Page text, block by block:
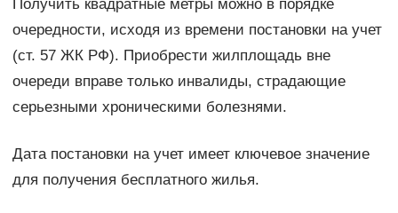
Получить квадратные метры можно в порядке
очередности, исходя из времени постановки на учет
(ст. 57 ЖК РФ). Приобрести жилплощадь вне
очереди вправе только инвалиды, страдающие
серьезными хроническими болезнями.
Дата постановки на учет имеет ключевое значение
для получения бесплатного жилья.